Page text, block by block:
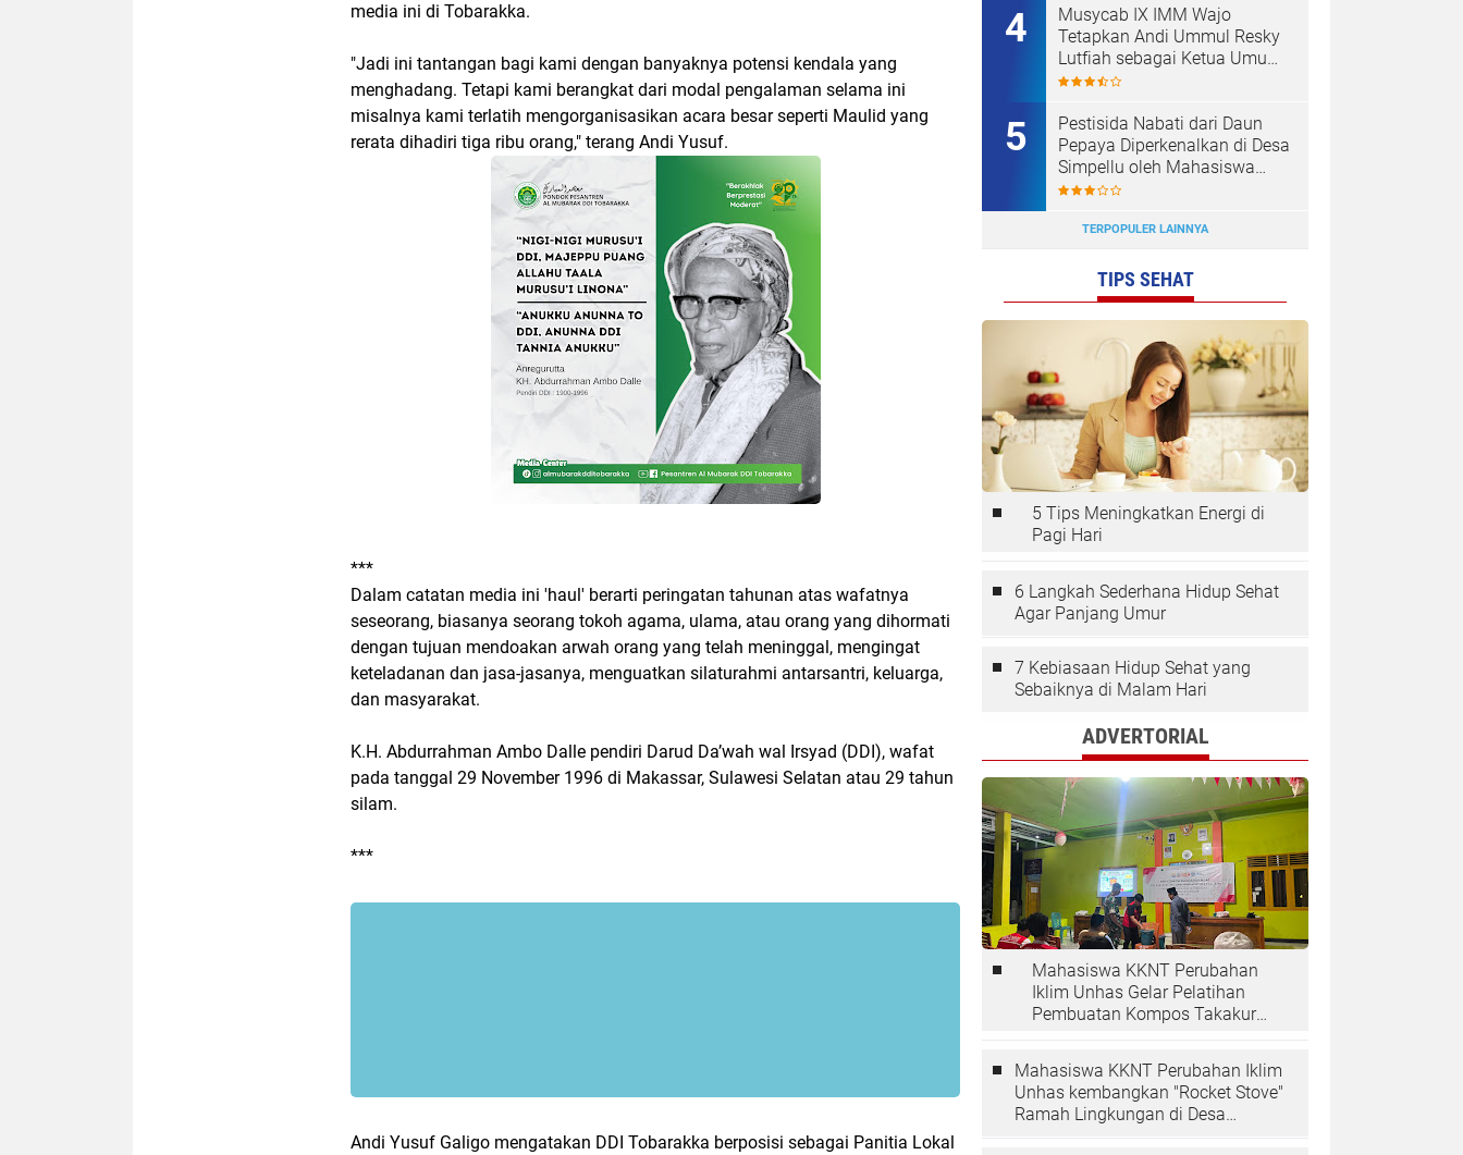
media ini di Tobarakka.
"Jadi ini tantangan bagi kami dengan banyaknya potensi kendala yang
menghadang. Tetapi kami berangkat dari modal pengalaman selama ini
misalnya kami terlatih mengorganisasikan acara besar seperti Maulid yang
rerata dihadiri tiga ribu orang," terang Andi Yusuf.
***
Dalam catatan media ini 'haul' berarti peringatan tahunan atas wafatnya
seseorang, biasanya seorang tokoh agama, ulama, atau orang yang dihormati
dengan tujuan mendoakan arwah orang yang telah meninggal, mengingat
keteladanan dan jasa-jasanya, menguatkan silaturahmi antarsantri, keluarga,
dan masyarakat.
K.H. Abdurrahman Ambo Dalle pendiri Darud Da’wah wal Irsyad (DDI), wafat
pada tanggal 29 November 1996 di Makassar, Sulawesi Selatan atau 29 tahun
silam.
***
Andi Yusuf Galigo mengatakan DDI Tobarakka berposisi sebagai Panitia Lokal
Musycab IX IMM Wajo
Tetapkan Andi Ummul Resky
Lutfiah sebagai Ketua Umum
Terpilih
Pestisida Nabati dari Daun
Pepaya Diperkenalkan di Desa
Simpellu oleh Mahasiswa
KKN-T Unhas Gel-116
TERPOPULER LAINNYA
TIPS SEHAT
5 Tips Meningkatkan Energi di
Pagi Hari
6 Langkah Sederhana Hidup Sehat
Agar Panjang Umur
7 Kebiasaan Hidup Sehat yang
Sebaiknya di Malam Hari
ADVERTORIAL
Mahasiswa KKNT Perubahan
Iklim Unhas Gelar Pelatihan
Pembuatan Kompos Takakura
Mahasiswa KKNT Perubahan Iklim
Unhas kembangkan "Rocket Stove"
Ramah Lingkungan di Desa